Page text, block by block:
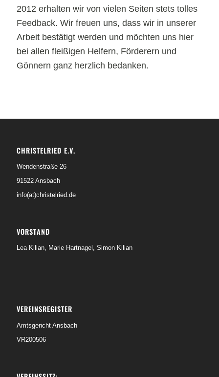
2012 erhalten wir von vielen Seiten stets tolles
Feedback. Wir freuen uns, dass wir in unserer
Arbeit bestätigt werden und möchten uns hier
bei allen fleißigen Helfern, Förderern und
Gönnern ganz herzlich bedanken.
CHRISTELRIED E.V.
Wendenstraße 26
91522 Ansbach
info(at)christelried.de
VORSTAND
Lea Kilian, Marie Hartnagel, Simon Kilian
VEREINSREGISTER
Amtsgericht Ansbach
VR200506